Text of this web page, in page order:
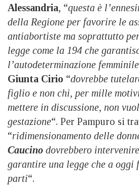
Alessandria, “questa è
della Regione per favorire le
antiabortiste ma soprattutto
legge come la 194 che
l’autodeterminazione femminile
Giunta Cirio “dovrebbe
figlio e non chi, per mille
mettere in discussione, non
gestazione“. Per Pampuro si
“ridimensionamento delle
Caucino dovrebbero
garantire una legge che a oggi
parti“.